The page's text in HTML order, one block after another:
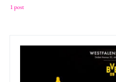
1 post